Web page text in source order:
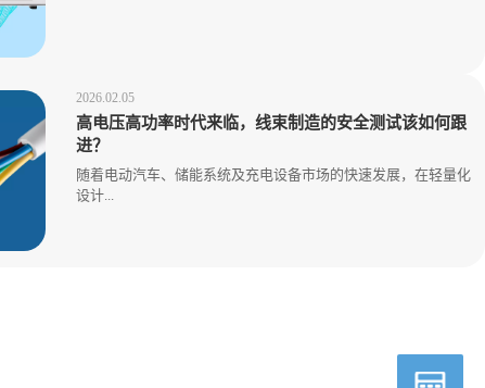
2026.02.05
高电压高功率时代来临，线束制造的安全测试该如何跟
进？
随着电动汽车、储能系统及充电设备市场的快速发展，在轻量化
设计...